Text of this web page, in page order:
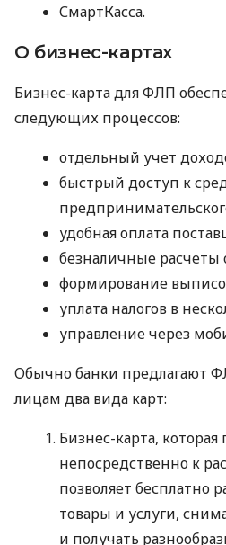
СмартКасса.
О бизнес-картах
Бизнес-карта для ФЛП
следующих процессов:
отдельный учет
быстрый доступ к
удобная оплата
безналичные расчеты
формирование
уплата налогов в
управление через
Обычно банки предлагают
лицам два вида карт:
Бизнес-карта, которая
непосредственно к
позволяет бесплатно
товары и услуги,
и получать